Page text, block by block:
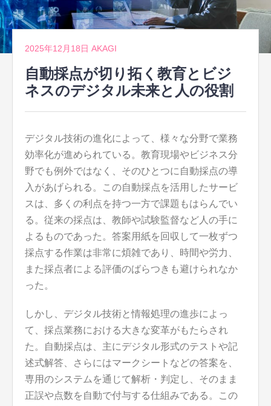
ッ
プ
2025年12月18日 AKAGI
自動採点が切り拓く教育とビジ
ネスのデジタル未来と人の役割
デジタル技術の進化によって、様々な分野で業務
効率化が進められている。 教育現場やビジネス分
野でも例外ではなく、そのひとつに自動採点の導
入があげられる。この自動採点を活用したサービ
スは、多くの利点を持つ一方で課題もはらんでい
る。従来の採点は、教師や試験監督など人の手に
よるものであった。答案用紙を回収して一枚ずつ
採点する作業は非常に煩雑であり、時間や労力、
また採点者による評価のばらつきも避けられなか
った。
しかし、デジタル技術と情報処理の進歩によっ
て、採点業務における大きな変革がもたらされ
た。自動採点は、主にデジタル形式のテストや記
述式解答、さらにはマークシートなどの答案を、
専用のシステムを通じて解析・判定し、そのまま
正誤や点数を自動で付与する仕組みである。この